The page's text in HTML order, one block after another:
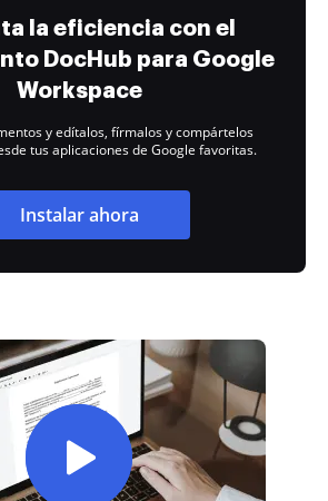
la eficiencia con el
DocHub para Google
Workspace
y edítalos, fírmalos y compártelos
tus aplicaciones de Google favoritas.
Instalar ahora